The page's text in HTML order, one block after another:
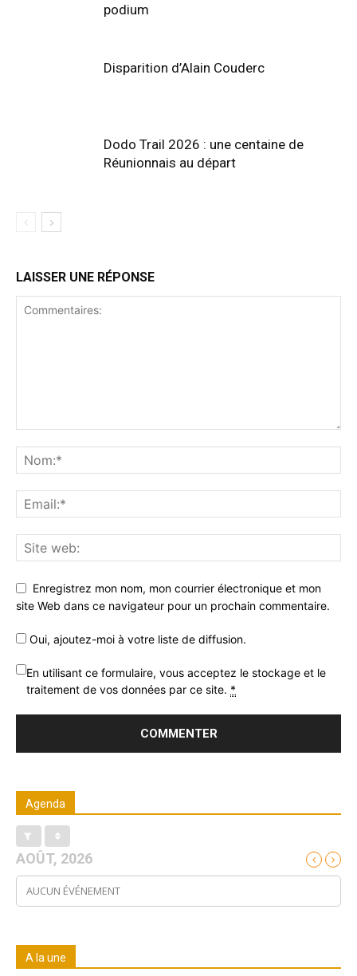
podium
Disparition d’Alain Couderc
Dodo Trail 2026 : une centaine de
Réunionnais au départ
LAISSER UNE RÉPONSE
Enregistrez mon nom, mon courrier électronique et mon
site Web dans ce navigateur pour un prochain commentaire.
Oui, ajoutez-moi à votre liste de diffusion.
En utilisant ce formulaire, vous acceptez le stockage et le
traitement de vos données par ce site. *
Agenda
AOÛT, 2026
AUCUN ÉVÉNEMENT
A la une